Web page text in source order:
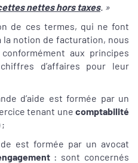
nettes hors taxes. »
de ces termes, qui ne font
notion de facturation, nous
aux principes
d’affaires pour leur
d’aide est formée par un
tenant une comptabilité
est formée par un avocat
: sont concernés